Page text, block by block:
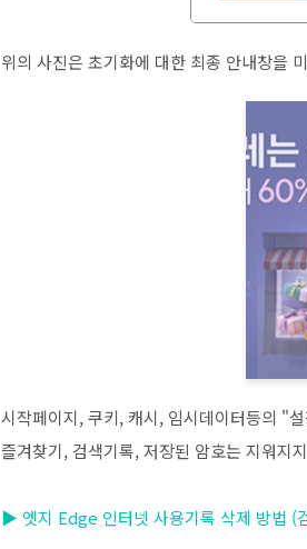
위의 사진은 초기화에 대한 최종 안내창을
시작페이지, 쿠키, 캐시, 임시데이터등의 "
즐겨찾기, 검색기록, 저장된 암호는 지워지
▶ 엣지 Edge 인터넷 사용기록 삭제 방법 (